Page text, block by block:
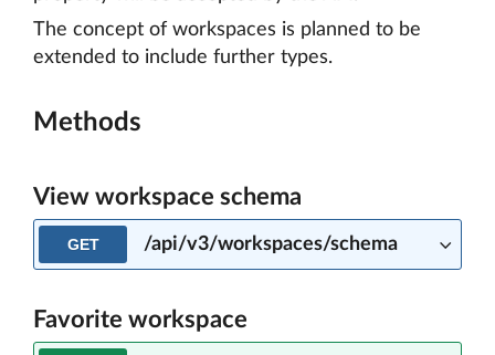
The concept of workspaces is planned to be
extended to include further types.
Methods
View workspace schema
GET /api/v3/workspaces/schema
Favorite workspace